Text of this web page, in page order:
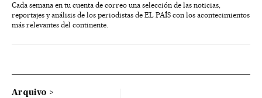
Cada semana en tu cuenta de correo una selección de las noticias,
reportajes y análisis de los periodistas de EL PAÍS con los acontecimientos
más relevantes del continente.
Arquivo